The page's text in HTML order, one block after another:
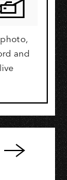
and
live